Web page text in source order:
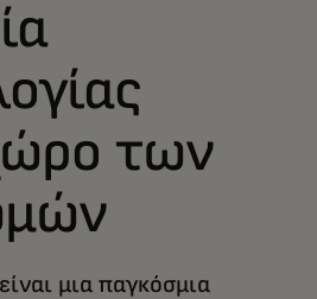
των
μια παγκόσμια